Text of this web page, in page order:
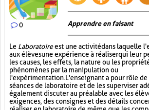
0 Apprendre en faisant
Le Laboratoireest une activité dans laquelle
aux élèves une expérience à réaliser qui leur
les causes, les effets, la nature ou les
phénomènes par la manipulation ou
l'expérimentation. L'enseignant a pour rôle
séances de laboratoire et de les superviser
également discuter au préalable avec les
exigences, des consignes et des détails